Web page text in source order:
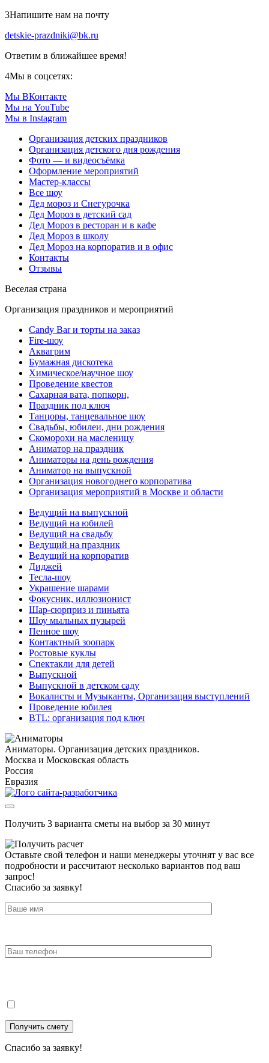
3Напишите нам на почту
detskie-prazdniki@bk.ru
Ответим в ближайшее время!
4Мы в соцсетях:
Мы ВКонтакте
Мы на YouTube
Мы в Instagram
Организация детских праздников
Организация детского дня рождения
Фото — и видеосъёмка
Оформление мероприятий
Мастер-классы
Все шоу
Дед мороз и Снегурочка
Дед Мороз в детский сад
Дед Мороз в ресторан и в кафе
Дед Мороз в школу
Дед Мороз на корпоратив и в офис
Контакты
Отзывы
Веселая страна
Организация праздников и мероприятий
Candy Bar и торты на заказ
Fire-шоу
Аквагрим
Бумажная дискотека
Химическое/научное шоу
Проведение квестов
Сахарная вата, попкорн,
Праздник под ключ
Танцоры, танцевальное шоу
Свадьбы, юбилеи, дни рождения
Скоморохи на масленицу
Аниматор на праздник
Аниматоры на день рождения
Аниматор на выпускной
Организация новогоднего корпоратива
Организация мероприятий в Москве и области
Ведущий на выпускной
Ведущий на юбилей
Ведущий на свадьбу
Ведущий на праздник
Ведущий на корпоратив
Диджей
Тесла-шоу
Украшение шарами
Фокусник, иллюзионист
Шар-сюрприз и пиньята
Шоу мыльных пузырей
Пенное шоу
Контактный зоопарк
Ростовые куклы
Спектакли для детей
Выпускной
Выпускной в детском саду
Вокалисты и Музыканты, Организация выступлений
Проведение юбилея
BTL: организация под ключ
Аниматоры. Организация детских праздников.
Москва и Московская область
Россия
Евразия
Получить 3 варианта сметы на выбор за 30 минут
Оставьте свой телефон и наши менеджеры уточнят у вас все
подробности и рассчитают несколько вариантов под ваш
запрос!
Спасибо за заявку!
Спасибо за заявку!